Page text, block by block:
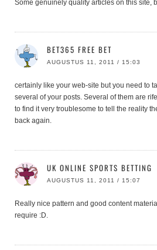
Some genuinely quality articles on this site,
BET365 FREE BET
AUGUSTUS 11, 2011 / 15:03
certainly like your web-site but you need to
several of your posts. Several of them are
to find it very troublesome to tell the reality
back again.
UK ONLINE SPORTS BETTING
AUGUSTUS 11, 2011 / 15:07
Really nice pattern and good content
require :D.